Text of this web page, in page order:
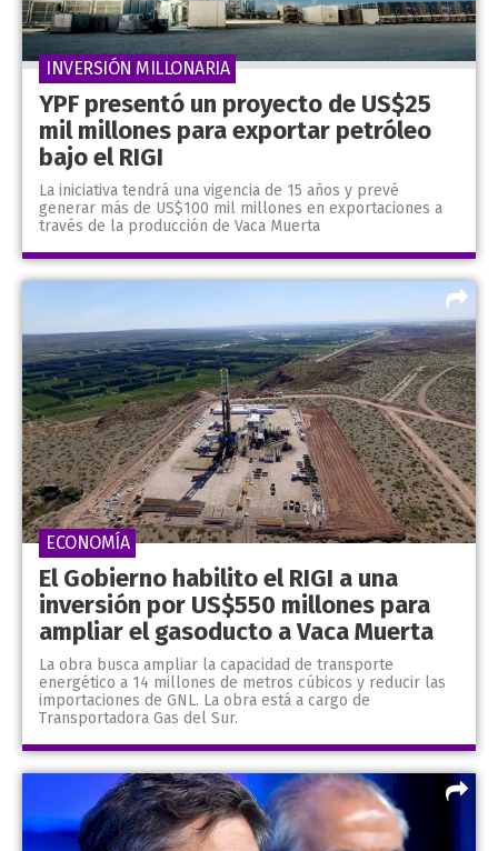
YPF presentó un proyecto de US$25
mil millones para exportar petróleo
bajo el RIGI
La iniciativa tendrá una vigencia de 15 años y prevé
generar más de US$100 mil millones en exportaciones a
través de la producción de Vaca Muerta
INVERSIÓN MILLONARIA
El Gobierno habilito el RIGI a una
inversión por US$550 millones para
ampliar el gasoducto a Vaca Muerta
La obra busca ampliar la capacidad de transporte
energético a 14 millones de metros cúbicos y reducir las
importaciones de GNL. La obra está a cargo de
Transportadora Gas del Sur.
ECONOMÍA